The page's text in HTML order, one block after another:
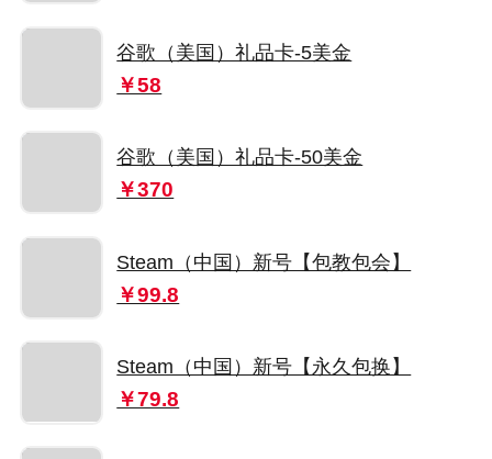
谷歌（美国）礼品卡-5美金
￥58
谷歌（美国）礼品卡-50美金
￥370
Steam（中国）新号【包教包会】
￥99.8
Steam（中国）新号【永久包换】
￥79.8